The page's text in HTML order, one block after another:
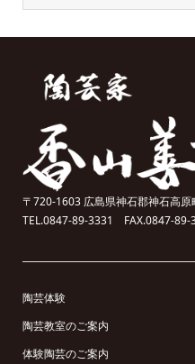
〒720-1603 広島県神石郡神石高
TEL.0847-89-3331 FAX.0847-89-
陶芸体験
陶芸教室のご案内
体験陶芸のご案内